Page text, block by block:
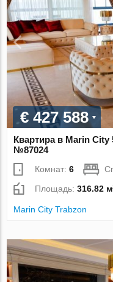
€ 427 588
Квартира в Marin
№87024
Комнат:6
Площадь:316.82
Marin City Trabzon